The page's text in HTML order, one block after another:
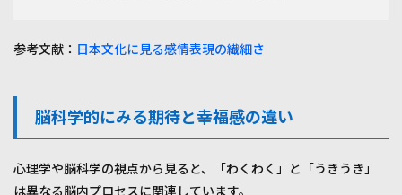
参考文献： 日本文化に見る感情表現の繊細さ
脳科学的にみる期待と幸福感の違い
心理学や脳科学の視点から見ると、「わくわく」と「うきうき」
は異なる脳内プロセスに関連しています。